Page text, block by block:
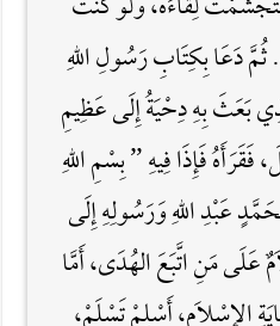
دَعَا بِكِتَابِ رَسُولِ اللَّهِ
بَعَثَ بِهِ دِحْيَةُ إِلَى عَظِيمِ
فَإِذَا فِيهِ ” بِسْمِ اللَّهِ
عَبْدِ اللَّهِ وَرَسُولِهِ إِلَى
مَنِ اتَّبَعَ الهُدَى، أَمَّا